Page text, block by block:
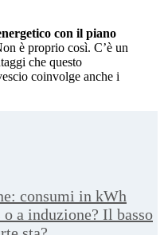
con il piano
è proprio così. C’è un
che questo
coinvolge anche i
consumi in kWh
o a induzione? Il basso